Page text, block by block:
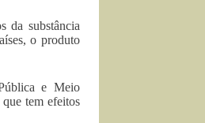
da substância
o produto
e Meio
tem efeitos